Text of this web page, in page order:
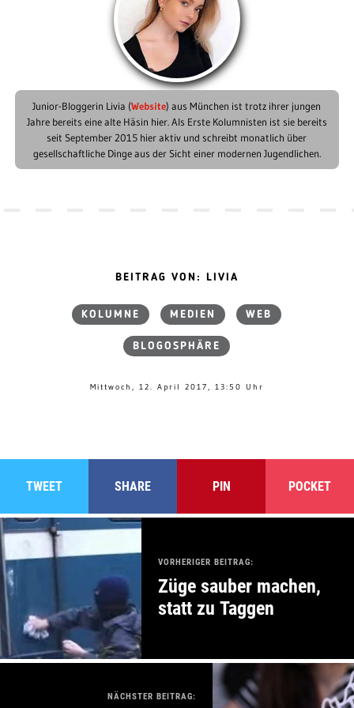
Junior-Bloggerin Livia (Website) aus München ist trotz ihrer jungen
Jahre bereits eine alte Häsin hier. Als Erste Kolumnisten ist sie bereits
seit September 2015 hier aktiv und schreibt monatlich über
gesellschaftliche Dinge aus der Sicht einer modernen Jugendlichen.
BEITRAG VON: LIVIA
KOLUMNE MEDIEN WEB
BLOGOSPHÄRE
Mittwoch, 12. April 2017, 13:50 Uhr
TWEET SHARE PIN POCKET
VORHERIGER BEITRAG:
Züge sauber machen,
statt zu Taggen
NÄCHSTER BEITRAG: